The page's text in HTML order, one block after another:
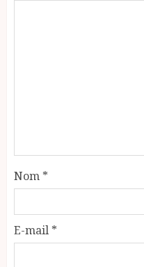
Nom *
E-mail *